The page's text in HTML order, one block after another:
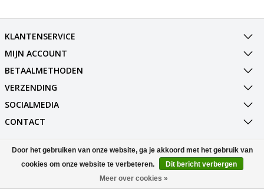
KLANTENSERVICE
MIJN ACCOUNT
BETAALMETHODEN
VERZENDING
SOCIALMEDIA
CONTACT
© Copyright 2026 Best Deals Online BV Powered byLightspeed
All rights reserved byInStijl Media
Door het gebruiken van onze website, ga je akkoord met het gebruik van
cookies om onze website te verbeteren.
Dit bericht verbergen
Meer over cookies »